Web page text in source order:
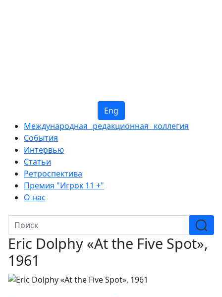
Eng
Международная редакционная коллегия
События
Интервью
Статьи
Ретроспектива
Премия "Игрок 11 +"
О нас
Eric Dolphy «At the Five Spot»,
1961